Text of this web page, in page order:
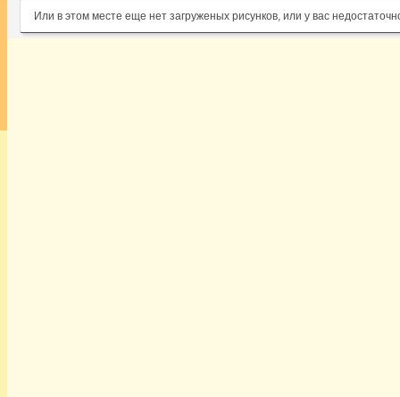
Или в этом месте еще нет загруженых рисунков, или у вас